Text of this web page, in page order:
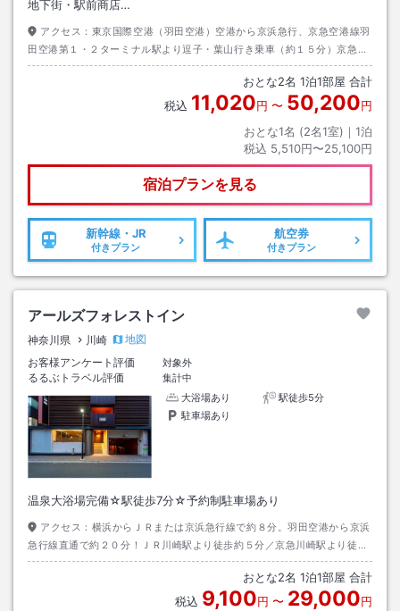
地下街・駅前商店…
アクセス： 東京国際空港（羽田空港）空港から京浜急行、京急空港線羽
田空港第１・２ターミナル駅より逗子・葉山行き乗車（約１５分）京急川
崎駅下車後、中央口出口より徒歩約５分
おとな2名 1泊1部屋 合計
税込 11,020円 〜 50,200円
おとな1名 (2名1室)｜ 1泊
税込 5,510円〜25,100円
宿泊プランを見る
新幹線・JR
付きプラン
航空券
付きプラン
アールズフォレストイン
神奈川県 川崎
地図
お客様アンケート評価
対象外
るるぶトラベル評価
集計中
大浴場あり
駅徒歩5分
駐車場あり
温泉大浴場完備☆駅徒歩7分☆予約制駐車場あり
アクセス： 横浜からＪＲまたは京浜急行線で約８分。羽田空港から京浜
急行線直通で約２０分！ＪＲ川崎駅より徒歩約５分／京急川崎駅より徒歩
約８分！
おとな2名 1泊1部屋 合計
税込 9,100円 〜 29,000円